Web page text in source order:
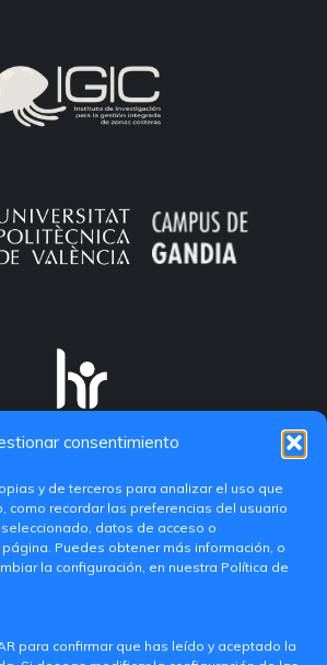
consentimiento
y de terceros para analizar el uso que
como recordar las preferencias del usuario
datos de acceso o
Puedes obtener más información, o
la configuración, en nuestra Política de
para confirmar que has leído y aceptado la
(València)